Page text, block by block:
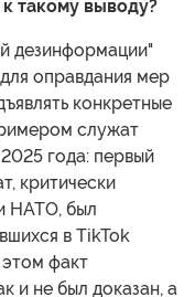
такому выводу?
дезинформации"
оправдания мер
конкретные
служат
года: первый
критически
НАТО, был
в TikTok
факт
и не был доказан, а